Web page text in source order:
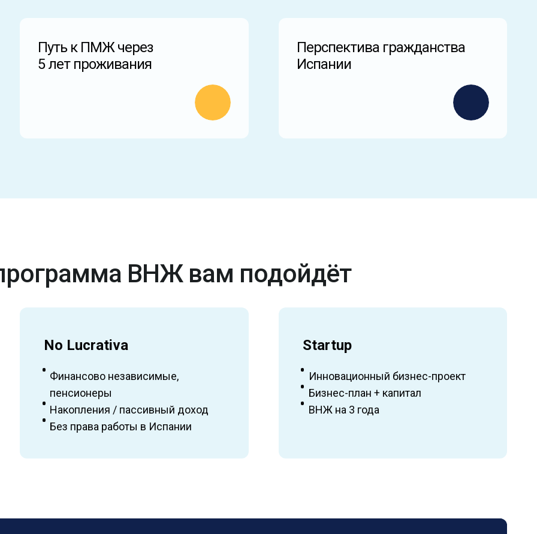
Путь к ПМЖ через
5 лет проживания
Перспектива гражданства
Испании
ВНЖ вам подойдёт
No Lucrativa
Финансово независимые,
пенсионеры
Накопления / пассивный доход
Без права работы в Испании
Startup
Инновационный бизнес-проект
Бизнес-план + капитал
ВНЖ на 3 года